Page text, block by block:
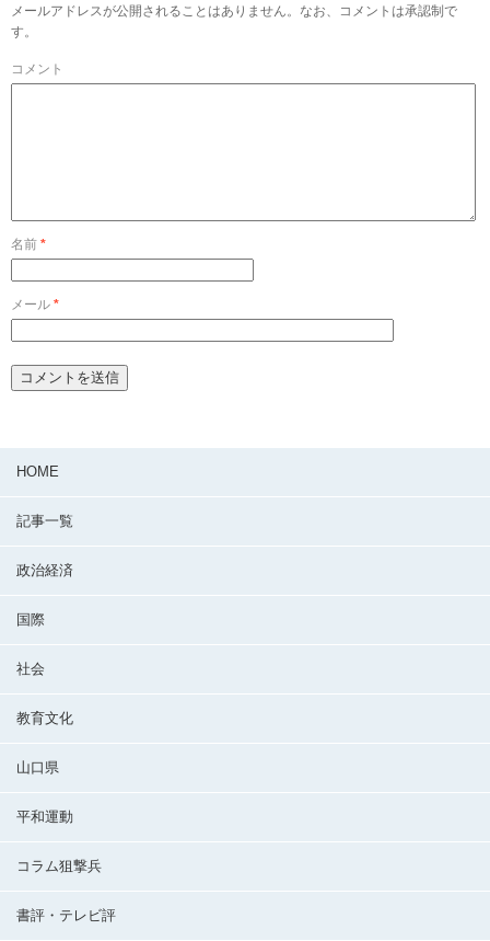
メールアドレスが公開されることはありません。なお、コメントは承認制で
す。
コメント
名前 *
メール *
HOME
記事一覧
政治経済
国際
社会
教育文化
山口県
平和運動
コラム狙撃兵
書評・テレビ評